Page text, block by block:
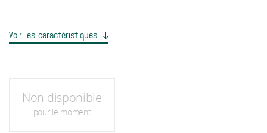
Voir les caractéristiques
Non disponible
pour le moment